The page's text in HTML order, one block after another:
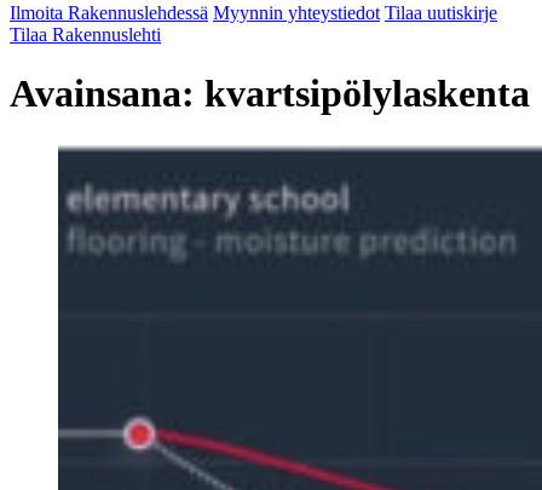
Ilmoita Rakennuslehdessä Myynnin yhteystiedot Tilaa uutiskirje
Tilaa Rakennuslehti
Avainsana: kvartsipölylaskenta